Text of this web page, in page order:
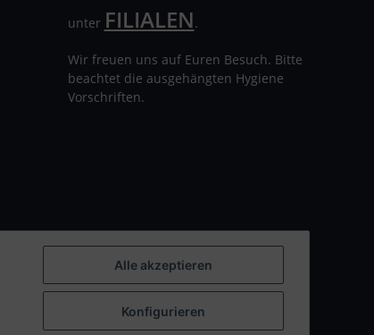
unter FILIALEN.
Wir freuen uns auf Euren Besuch. Bitte
beachtet die ausgehängten Hygiene
Vorschriften.
Alle akzeptieren
Konfigurieren